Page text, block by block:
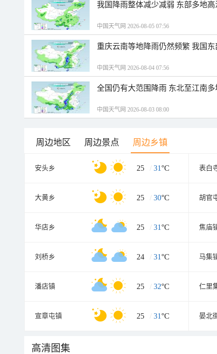
我国降雨整体减少减弱 东部多地
中国天气网 2026-08-05 07:56
重庆云南等地降雨仍然频繁 我国
中国天气网 2026-08-04 07:56
全国仍有大范围降雨 东北至江南
中国天气网 2026-08-03 08:00
周边地区 周边景点 周边乡镇
安头乡 25 / 31°C 表白
大黄乡 25 / 30°C 胡官
华店乡 25 / 31°C 焦庙
刘桥乡 24 / 31°C 马集
潘店镇 25 / 32°C 仁里
宣章屯镇 25 / 31°C 晏北
高清图集